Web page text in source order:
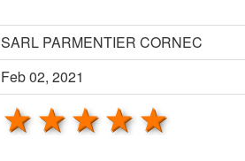
SARL PARMENTIER CORNEC
Feb 02, 2021
4 stars
3 stars
2 stars
1 star